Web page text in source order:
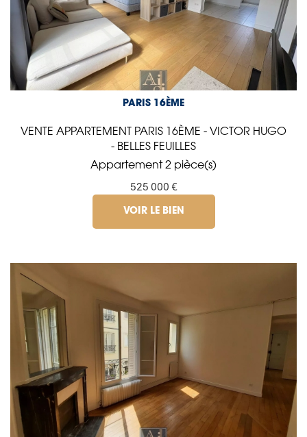
PARIS 16ÈME
VENTE APPARTEMENT PARIS 16ÈME - VICTOR HUGO
- BELLES FEUILLES
Appartement 2 pièce(s)
525 000 €
VOIR LE BIEN